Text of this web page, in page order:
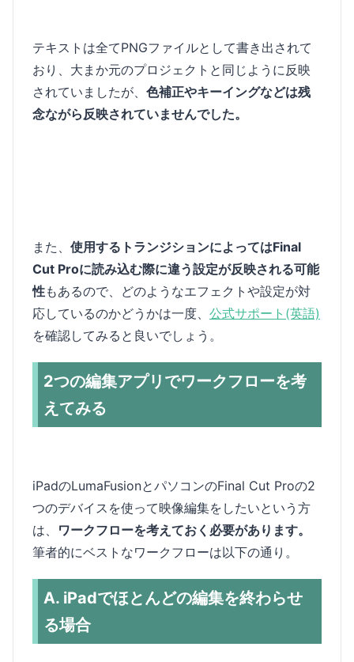
テキストは全てPNGファイルとして書き出されて
おり、大まか元のプロジェクトと同じように反映
されていましたが、 色補正やキーイングなどは残
念ながら反映されていませんでした。
また、 使用するトランジションによってはFinal
Cut Proに読み込む際に違う設定が反映される可能
性もあるので、どのようなエフェクトや設定が対
応しているのかどうかは一度、 公式サポート(英語)
を確認してみると良いでしょう。
2つの編集アプリでワークフローを考
えてみる
iPadのLumaFusionとパソコンのFinal Cut Proの2
つのデバイスを使って映像編集をしたいという方
は、 ワークフローを考えておく必要があります。
筆者的にベストなワークフローは以下の通り。
A. iPadでほとんどの編集を終わらせ
る場合